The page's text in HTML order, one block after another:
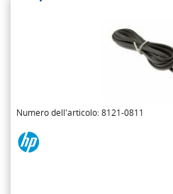
Numero dell'articolo: 8121-0811